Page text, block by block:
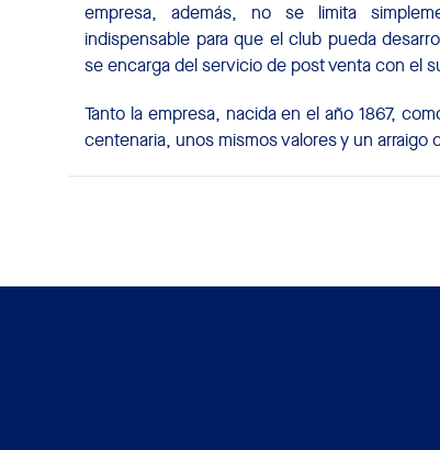
empresa, además, no se limita
indispensable para que el club pueda
se encarga del servicio de post venta con el
Tanto la empresa, nacida en el año 1867,
centenaria, unos mismos valores y un arraigo